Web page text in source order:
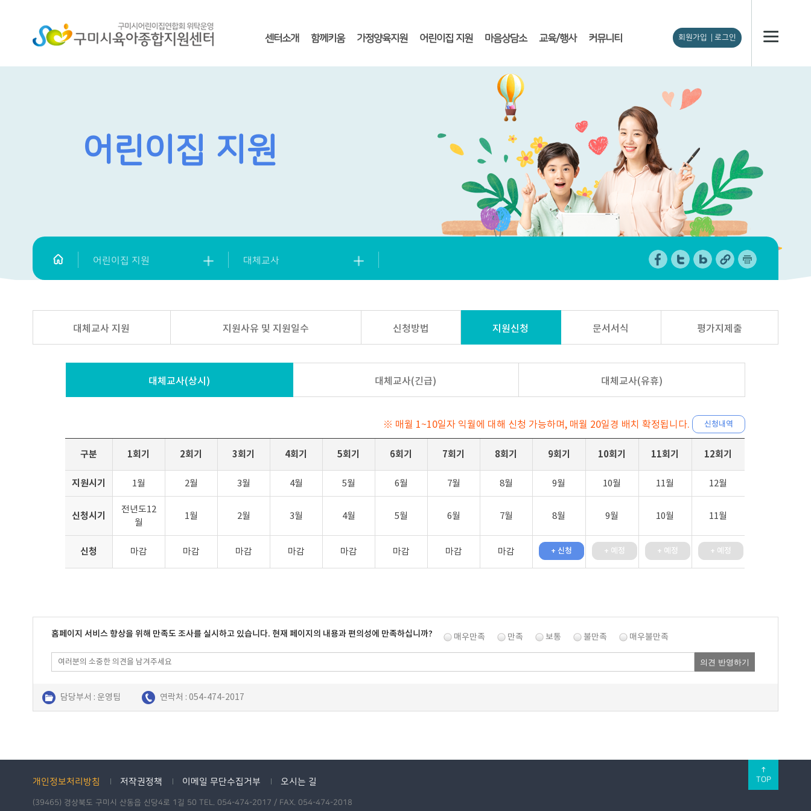
센터소개 함께키움 가정양육지원 어린이집 지원 마음상담소 교육/행사 커뮤니티 회원가입 로그인
어린이집 지원
어린이집 지원 대체교사
대체교사 지원 지원사유 및 지원일수 신청방법 지원신청 문서서식 평가지제출
대체교사(상시) 대체교사(긴급) 대체교사(유휴)
※ 매월 1~10일자 익월에 대해 신청 가능하며, 매월 20일경 배치 확정됩니다. 신청내역
구분 1회기 2회기 3회기 4회기 5회기 6회기 7회기 8회기 9회기 10회기 11회기 12회기
지원시기 1월 2월 3월 4월 5월 6월 7월 8월 9월 10월 11월 12월
신청시기
전년도12
월
1월 2월 3월 4월 5월 6월 7월 8월 9월 10월 11월
신청 마감 마감 마감 마감 마감 마감 마감 마감 + 신청 + 예정 + 예정 + 예정
홈페이지 서비스 향상을 위해 만족도 조사를 실시하고 있습니다. 현재 페이지의 내용과 편의성에 만족하십니까? 매우만족 만족 보통 불만족 매우불만족
의견 반영하기
담당부서 : 운영팀 연락처 : 054-474-2017
개인정보처리방침 저작권정책 이메일 무단수집거부 오시는 길
↑
TOP
(39465) 경상북도 구미시 산동읍 신당4로 1길 50 TEL. 054-474-2017 / FAX. 054-474-2018